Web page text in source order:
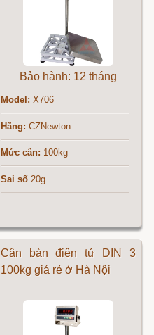
Bảo hành: 12 tháng
Model: X706
Hãng: CZNewton
Mức cân: 100kg
Sai số 20g
Cân bàn điện tử DIN 3
100kg giá rẻ ở Hà Nội